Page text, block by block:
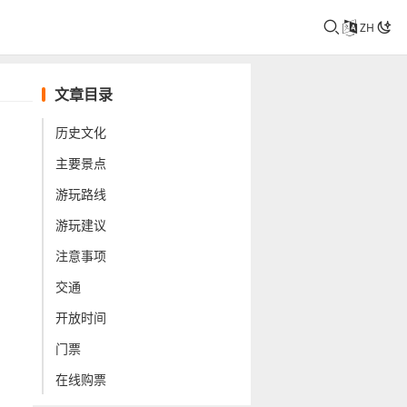
ZH
文章目录
历史文化
主要景点
游玩路线
游玩建议
注意事项
交通
开放时间
门票
在线购票